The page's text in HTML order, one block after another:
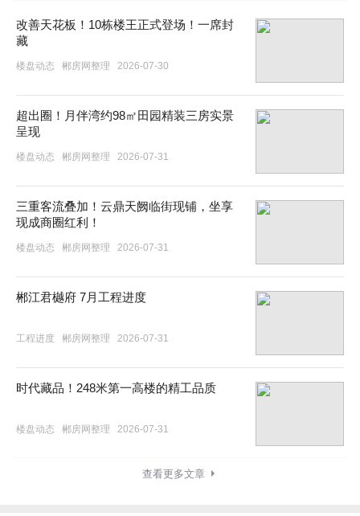
改善天花板！10栋楼王正式登场！一席封
藏
楼盘动态 郴房网整理 2026-07-30
超出圈！月伴湾约98㎡田园精装三房实景
呈现
楼盘动态 郴房网整理 2026-07-31
三重客流叠加！云鼎天阙临街现铺，坐享
现成商圈红利！
楼盘动态 郴房网整理 2026-07-31
郴江君樾府 7月工程进度
工程进度 郴房网整理 2026-07-31
时代藏品！248米第一高楼的精工品质
楼盘动态 郴房网整理 2026-07-31
查看更多文章